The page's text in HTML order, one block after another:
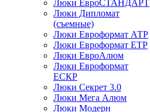
Люки ЕвроСТАНДАРТ
Люки Дипломат
(съемные)
Люки Евроформат АТР
Люки Евроформат ЕТР
Люки ЕвроАлюм
Люки Евроформат
ЕСКР
Люки Секрет 3.0
Люки Мега Алюм
Люки Модерн